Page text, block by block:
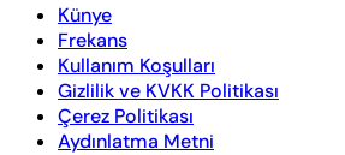
Künye
Frekans
Kullanım Koşulları
Gizlilik ve KVKK Politikası
Çerez Politikası
Aydınlatma Metni